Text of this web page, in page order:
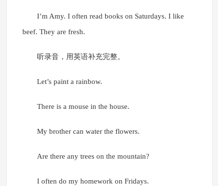
I’m Amy. I often read books on Saturdays. I like
beef. They are fresh.
听录音，用英语补充完整。
Let’s paint a rainbow.
There is a mouse in the house.
My brother can water the flowers.
Are there any trees on the mountain?
I often do my homework on Fridays.